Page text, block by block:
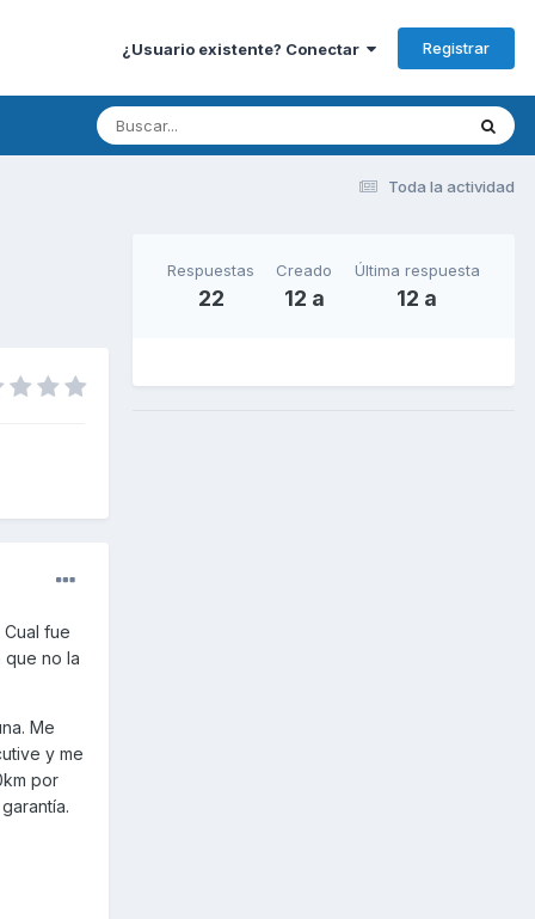
¿Usuario existente? Conectar Registrar
Toda la actividad
fue
que no la
Me
y me
por
Respuestas
22
Creado
12 a
Última respuesta
12 a